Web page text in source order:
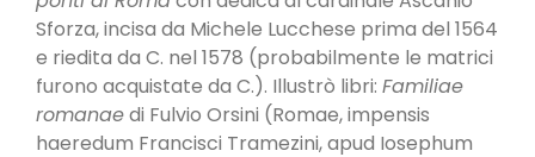
Sforza, incisa da Michele Lucchese prima del 1564
e riedita da C. nel 1578 (probabilmente le matrici
furono acquistate da C.). Illustrò libri: Familiae
romanaedi Fulvio Orsini (Romae, impensis
haeredum Francisci Tramezini, apud Iosephum